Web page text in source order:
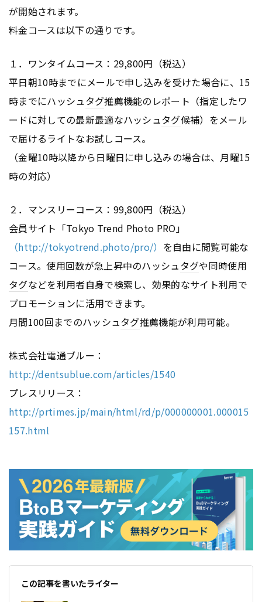
が開始されます。
料金コースは以下の通りです。
１．ワンタイムコース：29,800円（税込）
平日朝10時までにメールで申し込みを受けた場合に、15
時までにハッシュタグ推薦機能のレポート（指定したワ
ードに対しての最新最適なハッシュタグ候補）をメール
で届けるライトなお試しコース。
（金曜10時以降から日曜日に申し込みの場合は、月曜15
時の対応）
２．マンスリーコース：99,800円（税込）
会員サイト「Tokyo Trend Photo PRO」
（http://tokyotrend.photo/pro/） を自由に閲覧可能な
コース。使用回数が急上昇中のハッシュタグや同時使用
タグなどを利用者自身で検索し、効果的なサイト利用で
プロモーションに活用できます。
月間100回までのハッシュタグ推薦機能が利用可能。
株式会社電通ブルー：
http://dentsublue.com/articles/1540
プレスリリース：
http://prtimes.jp/main/html/rd/p/000000001.000015
157.html
この記事を書いたライター